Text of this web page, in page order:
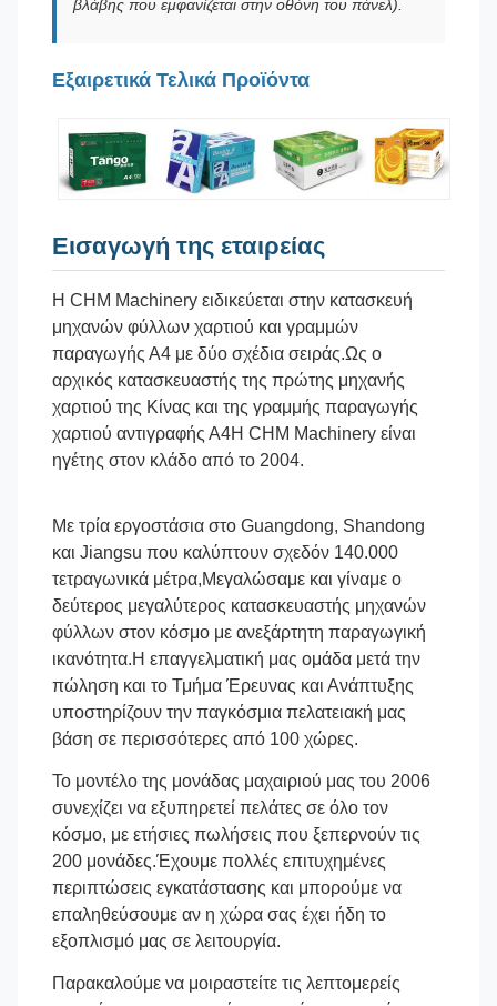
βλάβης που εμφανίζεται στην οθόνη του πάνελ).
Εξαιρετικά Τελικά Προϊόντα
Εισαγωγή της εταιρείας
Η CHM Machinery ειδικεύεται στην κατασκευή
μηχανών φύλλων χαρτιού και γραμμών
παραγωγής Α4 με δύο σχέδια σειράς.Ως ο
αρχικός κατασκευαστής της πρώτης μηχανής
χαρτιού της Κίνας και της γραμμής παραγωγής
χαρτιού αντιγραφής Α4Η CHM Machinery είναι
ηγέτης στον κλάδο από το 2004.
Με τρία εργοστάσια στο Guangdong, Shandong
και Jiangsu που καλύπτουν σχεδόν 140.000
τετραγωνικά μέτρα,Μεγαλώσαμε και γίναμε ο
δεύτερος μεγαλύτερος κατασκευαστής μηχανών
φύλλων στον κόσμο με ανεξάρτητη παραγωγική
ικανότητα.Η επαγγελματική μας ομάδα μετά την
πώληση και το Τμήμα Έρευνας και Ανάπτυξης
υποστηρίζουν την παγκόσμια πελατειακή μας
βάση σε περισσότερες από 100 χώρες.
Το μοντέλο της μονάδας μαχαιριού μας του 2006
συνεχίζει να εξυπηρετεί πελάτες σε όλο τον
κόσμο, με ετήσιες πωλήσεις που ξεπερνούν τις
200 μονάδες.Έχουμε πολλές επιτυχημένες
περιπτώσεις εγκατάστασης και μπορούμε να
επαληθεύσουμε αν η χώρα σας έχει ήδη το
εξοπλισμό μας σε λειτουργία.
Παρακαλούμε να μοιραστείτε τις λεπτομερείς